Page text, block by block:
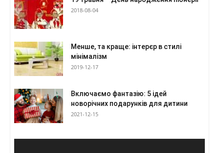
2018-08-04
Менше, та краще: інтерєр в стилі
мінімалізм
2019-12-17
Включаємо фантазію: 5 ідей
новорічних подарунків для дитини
2021-12-15